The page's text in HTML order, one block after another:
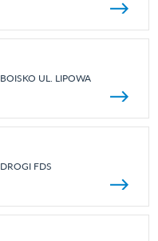
BOISKO UL. LIPOWA
DROGI FDS